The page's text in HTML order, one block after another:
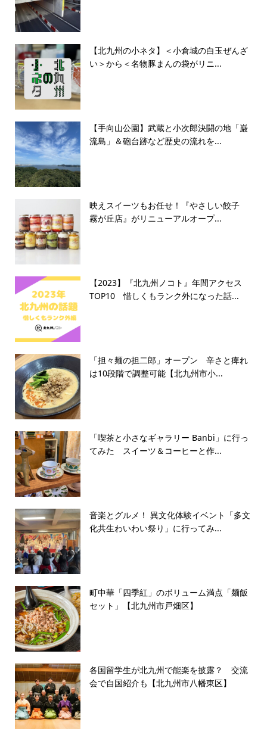
【北九州の小ネタ】＜小倉城の白玉ぜんざ
い＞から＜名物豚まんの袋がリニ...
【手向山公園】武蔵と小次郎決闘の地「巌
流島」＆砲台跡など歴史の流れを...
映えスイーツもお任せ！『やさしい餃子
霧が丘店』がリニューアルオープ...
【2023】『北九州ノコト』年間アクセス
TOP10 惜しくもランク外になった話...
「担々麺の担二郎」オープン 辛さと痺れ
は10段階で調整可能【北九州市小...
「喫茶と小さなギャラリー Banbi」に行っ
てみた スイーツ＆コーヒーと作...
音楽とグルメ！ 異文化体験イベント「多文
化共生わいわい祭り」に行ってみ...
町中華「四季紅」のボリューム満点「麺飯
セット」【北九州市戸畑区】
各国留学生が北九州で能楽を披露？ 交流
会で自国紹介も【北九州市八幡東区】